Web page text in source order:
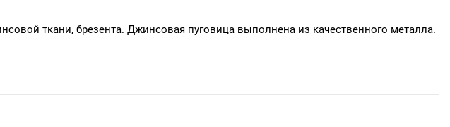
ткани, брезента. Джинсовая пуговица выполнена из качественного металла.